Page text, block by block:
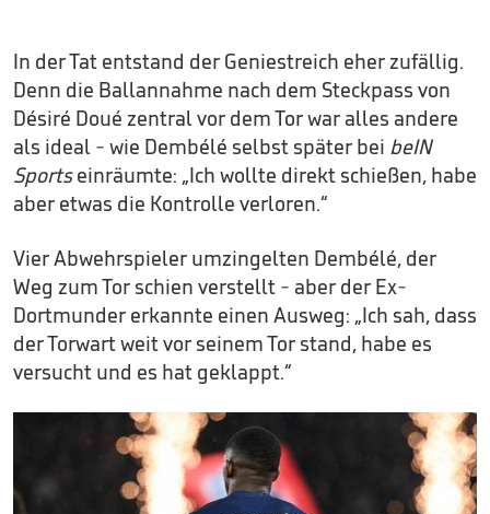
In der Tat entstand der Geniestreich eher zufällig.
Denn die Ballannahme nach dem Steckpass von
Désiré Doué zentral vor dem Tor war alles andere
als ideal - wie Dembélé selbst später bei beIN
Sportseinräumte: „Ich wollte direkt schießen, habe
aber etwas die Kontrolle verloren.“
Vier Abwehrspieler umzingelten Dembélé, der
Weg zum Tor schien verstellt - aber der Ex-
Dortmunder erkannte einen Ausweg: „Ich sah, dass
der Torwart weit vor seinem Tor stand, habe es
versucht und es hat geklappt.“